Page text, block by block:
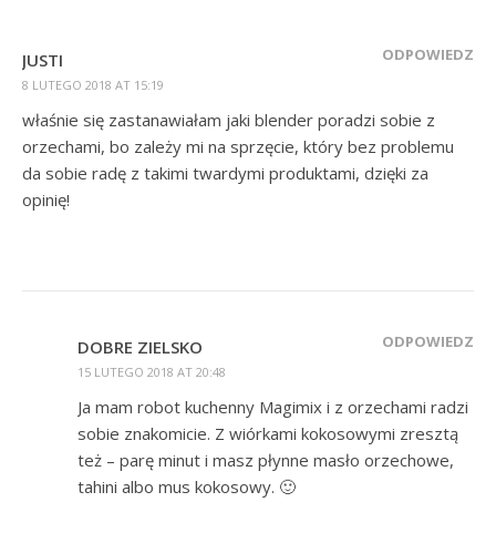
JUSTI
8 LUTEGO 2018 AT 15:19
ODPOWIEDZ
właśnie się zastanawiałam jaki blender poradzi sobie z
orzechami, bo zależy mi na sprzęcie, który bez problemu
da sobie radę z takimi twardymi produktami, dzięki za
opinię!
DOBRE ZIELSKO
15 LUTEGO 2018 AT 20:48
ODPOWIEDZ
Ja mam robot kuchenny Magimix i z orzechami radzi
sobie znakomicie. Z wiórkami kokosowymi zresztą
też – parę minut i masz płynne masło orzechowe,
tahini albo mus kokosowy. 🙂